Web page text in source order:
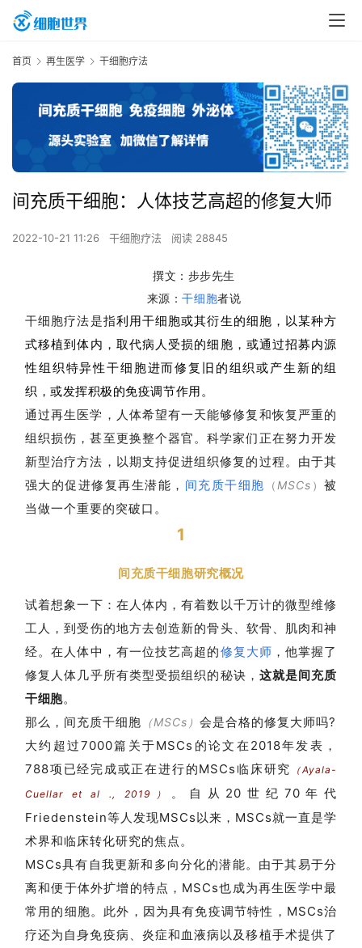
首页 再生医学 干细胞疗法
间充质干细胞：人体技艺高超的修复大师
2022-10-21 11:26 干细胞疗法 阅读 28845
撰文：步步先生
来源：干细胞者说
干细胞疗法是指利用干细胞或其衍生的细胞，以某种方
式移植到体内，取代病人受损的细胞，或通过招募内源
性组织特异性干细胞进而修复旧的组织或产生新的组
织，或发挥积极的免疫调节作用。
通过再生医学， 人体希望有一天能够修复和恢复严重的
组织损伤，甚至更换整个器官。科学家们正在努力开发
新型治疗方法，以期支持促进组织修复的过程。由于其
强大的促进修复再生潜能， 间充质干细胞 （ MSCs ）被
当做一个重要的突破口。
1
间充质干细胞研究概况
试着想象一下：在人体内，有着数以千万计的微型维修
工人，到受伤的地方去创造新的骨头、软骨、肌肉和神
经。在人体中，有一位技艺高超的修复大师 ，他掌握了
修复人体几乎所有类型受损组织的秘诀， 这就是间充质
干细胞。
那么，间充质干细胞 （MSCs） 会是合格的修复大师吗?
大约超过7000篇关于MSCs的论文在2018年发表，
788项已经完成或正在进行的MSCs临床研究
（Ayala-
Cuellar et al ., 2019 ） 。
自从20世纪70年代
Friedenstein等人发现MSCs以来，MSCs就一直是学
术界和临床转化研究的焦点。
MSCs具有自我更新和多向分化的潜能。由于其易于分
离和便于体外扩增的特点，MSCs也成为再生医学中最
常用的细胞。此外，因为具有免疫调节特性，MSCs治
疗还为自身免疫病、炎症和血液病以及移植手术提供了